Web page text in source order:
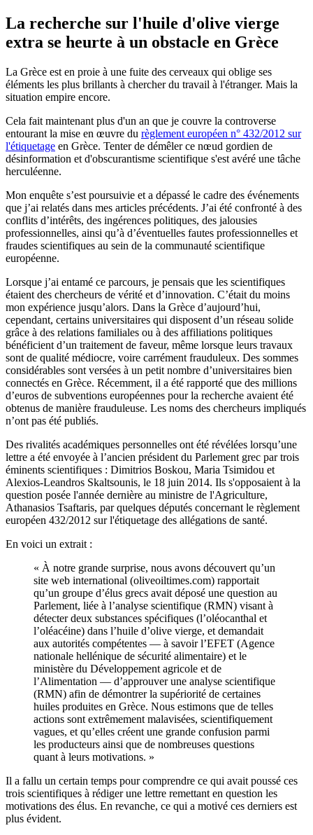
La recherche sur l'huile d'olive vierge
extra se heurte à un obstacle en Grèce
La Grèce est en proie à une fuite des cerveaux qui oblige ses
éléments les plus brillants à chercher du travail à l'étranger. Mais la
situation empire encore.
Cela fait maintenant plus d'un an que je couvre la controverse
entourant la mise en œuvre du règlement européen n° 432/2012 sur
l'étiquetage en Grèce. Tenter de démêler ce nœud gordien de
désinformation et d'obscurantisme scientifique s'est avéré une tâche
herculéenne.
Mon enquête s’est poursuivie et a dépassé le cadre des événements
que j’ai relatés dans mes articles précédents. J’ai été confronté à des
conflits d’intérêts, des ingérences politiques, des jalousies
professionnelles, ainsi qu’à d’éventuelles fautes professionnelles et
fraudes scientifiques au sein de la communauté scientifique
européenne.
Lorsque j’ai entamé ce parcours, je pensais que les scientifiques
étaient des chercheurs de vérité et d’innovation. C’était du moins
mon expérience jusqu’alors. Dans la Grèce d’aujourd’hui,
cependant, certains universitaires qui disposent d’un réseau solide
grâce à des relations familiales ou à des affiliations politiques
bénéficient d’un traitement de faveur, même lorsque leurs travaux
sont de qualité médiocre, voire carrément frauduleux. Des sommes
considérables sont versées à un petit nombre d’universitaires bien
connectés en Grèce. Récemment, il a été rapporté que des millions
d’euros de subventions européennes pour la recherche avaient été
obtenus de manière frauduleuse. Les noms des chercheurs impliqués
n’ont pas été publiés.
Des rivalités académiques personnelles ont été révélées lorsqu’une
lettre a été envoyée à l’ancien président du Parlement grec par trois
éminents scientifiques : Dimitrios Boskou, Maria Tsimidou et
Alexios-Leandros Skaltsounis, le 18 juin 2014. Ils s'opposaient à la
question posée l'année dernière au ministre de l'Agriculture,
Athanasios Tsaftaris, par quelques députés concernant le règlement
européen 432/2012 sur l'étiquetage des allégations de santé.
En voici un extrait :
« À notre grande surprise, nous avons découvert qu’un
site web international (oliveoiltimes.com) rapportait
qu’un groupe d’élus grecs avait déposé une question au
Parlement, liée à l’analyse scientifique (RMN) visant à
détecter deux substances spécifiques (l’oléocanthal et
l’oléacéine) dans l’huile d’olive vierge, et demandait
aux autorités compétentes — à savoir l’EFET (Agence
nationale hellénique de sécurité alimentaire) et le
ministère du Développement agricole et de
l’Alimentation — d’approuver une analyse scientifique
(RMN) afin de démontrer la supériorité de certaines
huiles produites en Grèce. Nous estimons que de telles
actions sont extrêmement malavisées, scientifiquement
vagues, et qu’elles créent une grande confusion parmi
les producteurs ainsi que de nombreuses questions
quant à leurs motivations. »
Il a fallu un certain temps pour comprendre ce qui avait poussé ces
trois scientifiques à rédiger une lettre remettant en question les
motivations des élus. En revanche, ce qui a motivé ces derniers est
plus évident.